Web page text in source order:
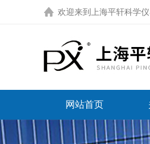
欢迎来到 上海平轩科学
网站首页